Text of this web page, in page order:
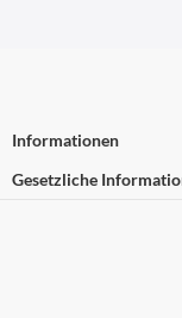
Informationen
Gesetzliche